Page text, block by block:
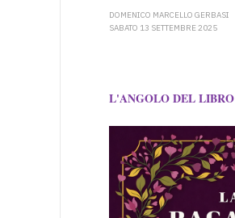
DOMENICO MARCELLO GERBASI
SABATO 13 SETTEMBRE 2025
L'ANGOLO DEL LIBRO